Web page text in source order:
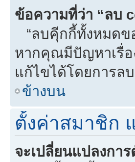
ข้อความที่ว่า “ลบ
“ลบคุีกกี้ทั้งหมดข
หากคุณมีปัญหาเรื่อ
แก้ไขได้โดยการล
ข้างบน
ตั้งค่าสมาชิก
จะเปลี่ยนแปลงกา